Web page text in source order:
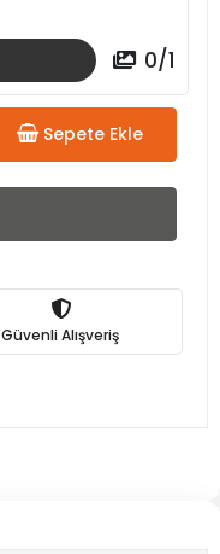
0/1
Sepete Ekle
Güvenli Alışveriş